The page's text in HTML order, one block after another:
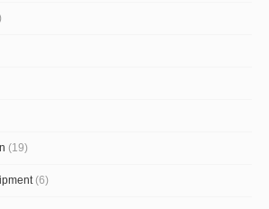
(19)
(6)